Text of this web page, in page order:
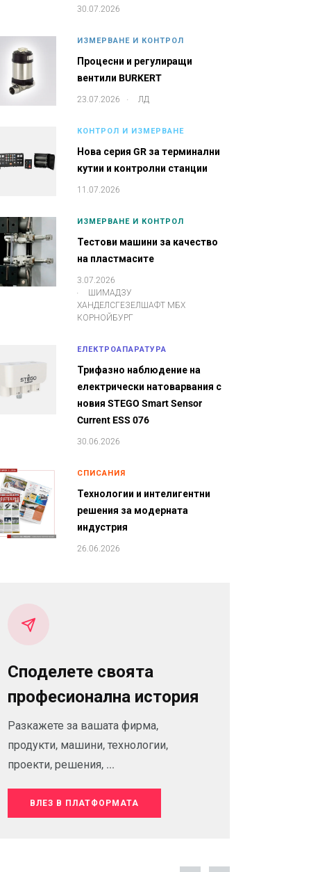
30.07.2026
ИЗМЕРВАНЕ И КОНТРОЛ
Процесни и регулиращи
вентили BURKERT
23.07.2026 . ЛД
КОНТРОЛ И ИЗМЕРВАНЕ
Нова серия GR за терминални
кутии и контролни станции
11.07.2026
ИЗМЕРВАНЕ И КОНТРОЛ
Тестови машини за качество
на пластмасите
3.07.2026
.
ШИМАДЗУ
ХАНДЕЛСГЕЗЕЛШАФТ МБХ
КОРНОЙБУРГ
ЕЛЕКТРОАПАРАТУРА
Трифазно наблюдение на
електрически натоварвания с
новия STEGO Smart Sensor
Current ESS 076
30.06.2026
СПИСАНИЯ
Технологии и интелигентни
решения за модерната
индустрия
26.06.2026
Споделете своята
професионална история
Разкажете за вашата фирма,
продукти, машини, технологии,
проекти, решения, ...
ВЛЕЗ В ПЛАТФОРМАТА